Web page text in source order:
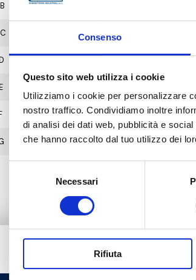
Consenso
Questo sito web utilizza i cookie
Utilizziamo i cookie per personalizzare
nostro traffico. Condividiamo inoltre
di analisi dei dati web, pubblicità e
che hanno raccolto dal tuo utilizzo dei
Necessari
Rifiuta
Rp 3/4
Rp 1 1/4 15 1
Rp 1 1/4 18 1